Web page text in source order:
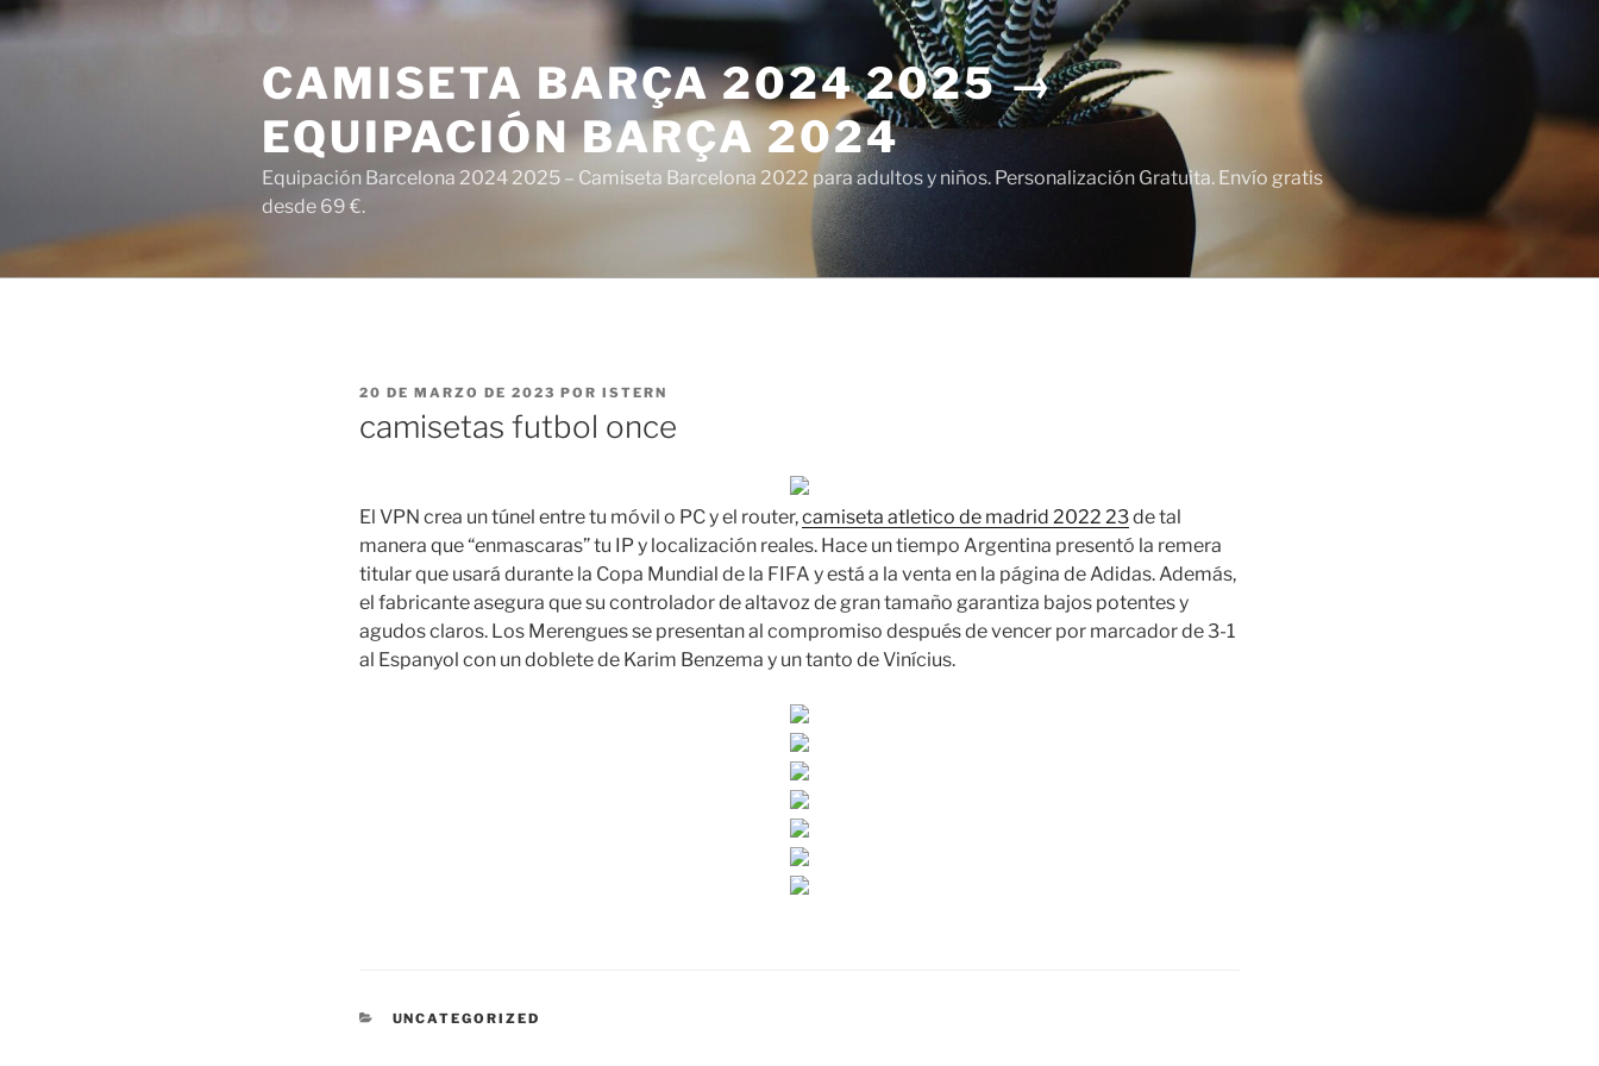
Saltar
al
CAMISETA BARÇA 2024 2025 →
EQUIPACIÓN BARÇA 2024
Equipación Barcelona 2024 2025 – Camiseta Barcelona 2022 para adultos y niños. Personalización Gratuita. Envío gratis
desde 69 €.
PUBLICADO
20 DE MARZO DE 2023 POR ISTERN
camisetas futbol once
El VPN crea un túnel entre tu móvil o PC y el router,camiseta atletico de madrid 2022 23de tal
manera que “enmascaras” tu IP y localización reales. Hace un tiempo Argentina presentó la remera
titular que usará durante la Copa Mundial de la FIFA y está a la venta en la página de Adidas. Además,
el fabricante asegura que su controlador de altavoz de gran tamaño garantiza bajos potentes y
agudos claros. Los Merengues se presentan al compromiso después de vencer por marcador de 3-1
al Espanyol con un doblete de Karim Benzema y un tanto de Vinícius.
CATEGORÍAS
UNCATEGORIZED